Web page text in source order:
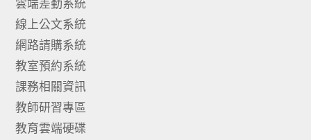
雲端差勤系統
線上公文系統
網路請購系統
教室預約系統
課務相關資訊
教師研習專區
教育雲端硬碟